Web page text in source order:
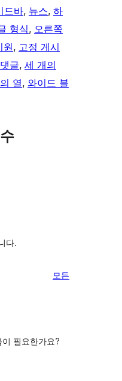
드바, 뉴스, 하
형식, 오른쪽
원, 고정 게시
글, 세 개의
열, 와이드 블
다.
모든
필요한가요?